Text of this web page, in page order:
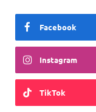
Facebook
Instagram
TikTok